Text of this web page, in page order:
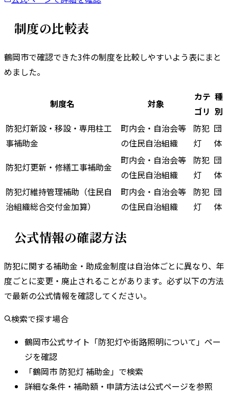
制度の比較表
鶴岡市で確認できた3件の制度を比較しやすいよう表にまと
めました。
制度名 対象
カテ
ゴリ
種
別
防犯灯新設・移設・専用柱工
事補助金
町内会・自治会等
の住民自治組織
防犯
灯
団
体
防犯灯更新・修繕工事補助金
町内会・自治会等
の住民自治組織
防犯
灯
団
体
防犯灯維持管理補助（住民自
治組織総合交付金加算）
町内会・自治会等
の住民自治組織
防犯
灯
団
体
公式情報の確認方法
防犯に関する補助金・助成金制度は自治体ごとに異なり、年
度ごとに変更・廃止されることがあります。 必ず以下の方法
で最新の公式情報を確認してください。
検索で探す場合
鶴岡市公式サイト「防犯灯や街路照明について」ペー
ジを確認
「鶴岡市 防犯灯 補助金」で検索
詳細な条件・補助額・申請方法は公式ページを参照